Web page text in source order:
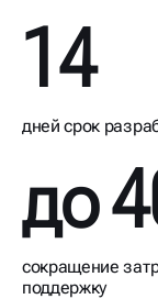
14
дней срок
до
сокращение
поддержку